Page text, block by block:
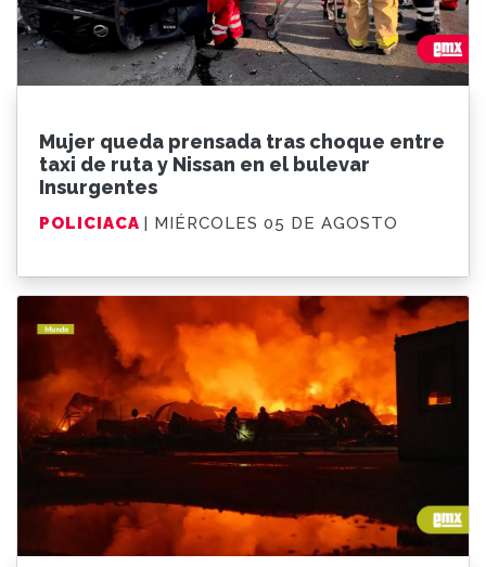
Mujer queda prensada tras choque entre
taxi de ruta y Nissan en el bulevar
Insurgentes
Ascienden a 17 los muertos y casi 50 los
heridos por los nuevos ataques de Rusia
sobre Kiev